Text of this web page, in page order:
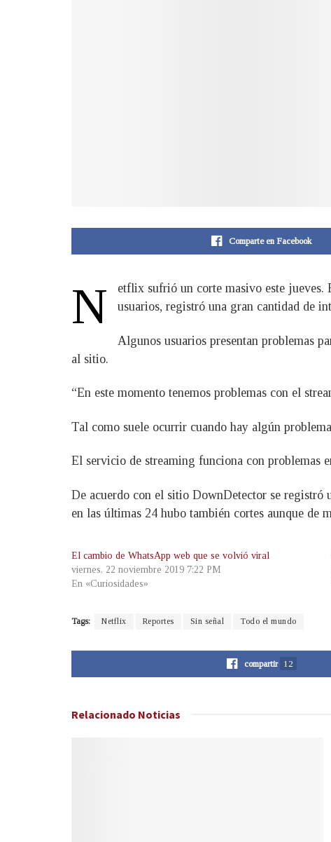
Comparte en Facebook
N
etflix sufrió un corte masivo este jueves.
usuarios, registró una gran cantidad de
Algunos usuarios presentan problemas
al sitio.
“En este momento tenemos problemas con el
Tal como suele ocurrir cuando hay algún
El servicio de streaming funciona con problemas
De acuerdo con el sitio DownDetector se registró
en las últimas 24 hubo también cortes aunque de
El cambio de WhatsApp web que se volvió viral
viernes, 22 noviembre 2019 7:22 PM
En «Curiosidades»
Tags: Netflix Reportes Sin señal Todo el mundo
compartir 12
Relacionado Noticias